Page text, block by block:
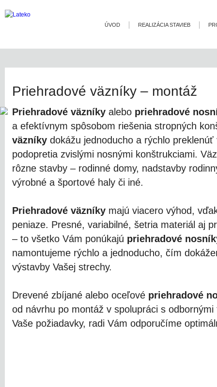
ÚVOD REALIZÁCIA STAVIEB
Priehradové väzníky – montáž
Priehradové väzníky alebo priehradové
a efektívnym spôsobom riešenia stropných
väzníky dokážu jednoducho a rýchlo
podopretia zvislými nosnými konštrukciami.
rôzne stavby – rodinné domy, nadstavby
výrobné a športové haly či iné.
Priehradové väzníky majú viacero výhod,
peniaze. Presné, variabilné, šetria materiál aj
– to všetko Vám ponúkajú priehradové
namontujeme rýchlo a jednoducho, čím
výstavby Vašej strechy.
Drevené zbíjané alebo oceľové priehradové
od návrhu po montáž v spolupráci s
Vaše požiadavky, radi Vám odporučíme